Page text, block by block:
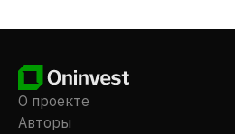
продукции и т. д. Компания
Япония.
О проекте
Авторы